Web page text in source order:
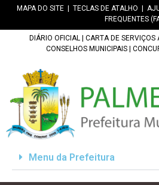
MAPA DO SITE TECLAS DE ATALHO
FREQUENTES
DIÁRIO OFICIAL CARTA DE SERVIÇOS
CONSELHOS MUNICIPAIS
Menu da Prefeitura